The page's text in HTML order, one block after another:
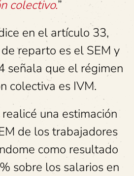
colectivo.”
en el artículo 33,
reparto es el SEM y
señala que el régimen
colectiva es IVM.
una estimación
de los trabajadores
como resultado
sobre los salarios en